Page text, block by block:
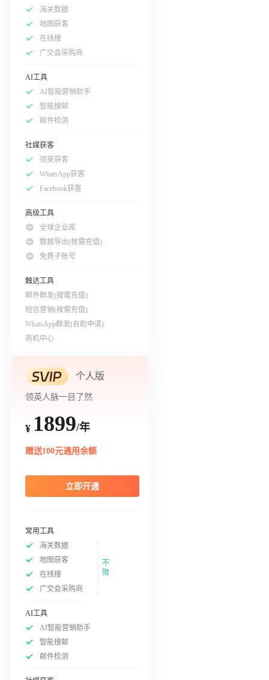
海关数据
地图获客
在线搜
广交会采购商
AI工具
AI智能营销助手
智能搜邮
邮件检测
社媒获客
领英获客
WhatsApp获客
Facebook获客
高级工具
全球企业库
数据导出(按需充值)
免费子账号
触达工具
邮件群发(按需充值)
短信营销(按需充值)
WhatsApp群发(自助申请)
商机中心
个人版
领英人脉一目了然
¥ 1899/年
赠送100元通用余额
立即开通
常用工具
海关数据
地图获客
在线搜
广交会采购商
不
限
AI工具
AI智能营销助手
智能搜邮
邮件检测